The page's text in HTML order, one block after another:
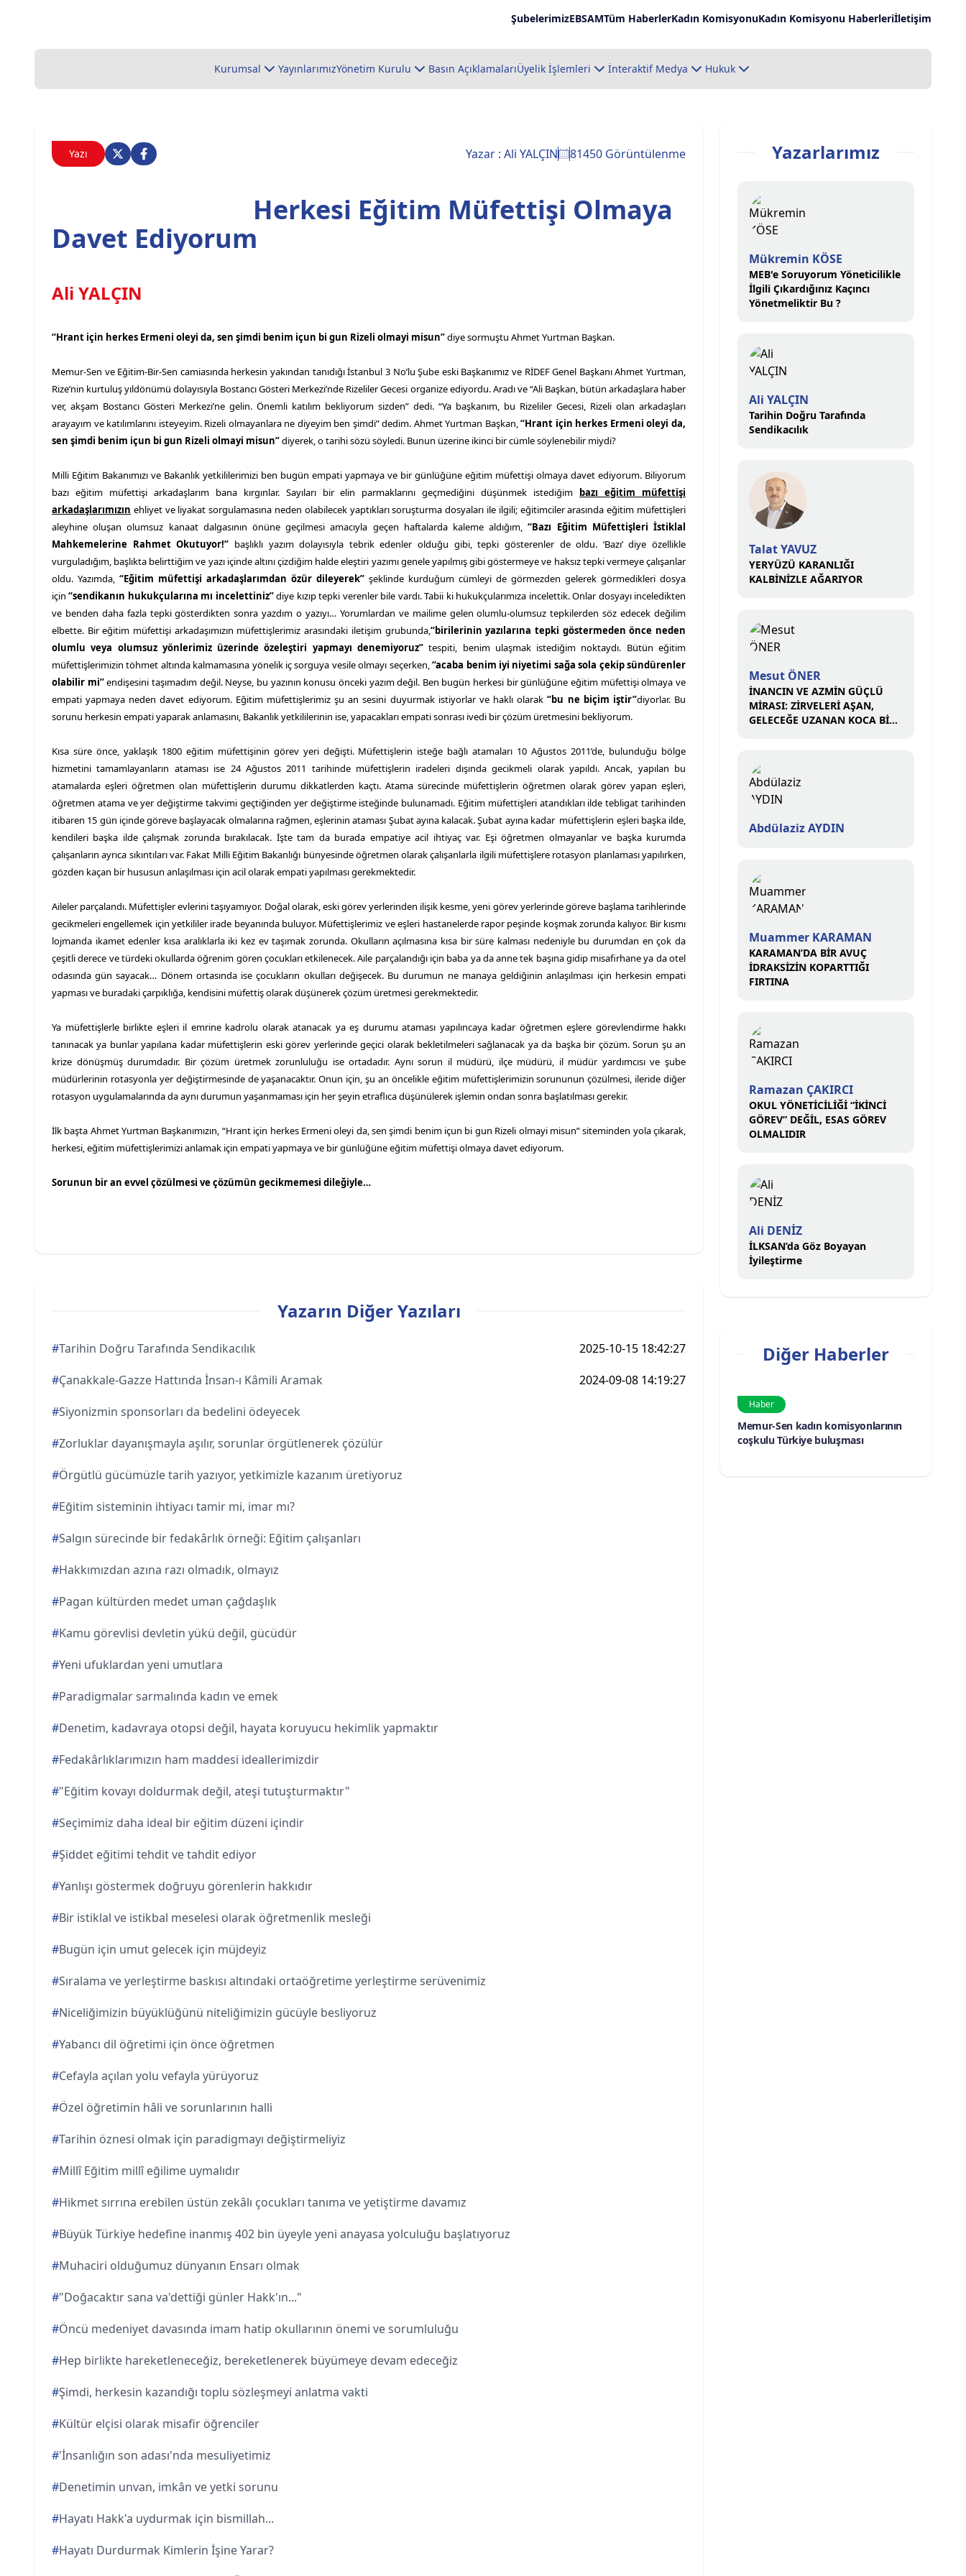
ŞubelerimizEBSAMTüm HaberlerKadın KomisyonuKadın Komisyonu Haberleriİletişim
Kurumsal YayınlarımızYönetim Kurulu Basın AçıklamalarıÜyelik İşlemleri İnteraktif Medya Hukuk
Yazı Yazar : Ali YALÇIN 81450 Görüntülenme
Herkesi Eğitim Müfettişi Olmaya
Davet Ediyorum
Ali YALÇIN
“Hrant için herkes Ermeni oleyi da, sen şimdi benim içun bi gun Rizeli olmayi misun”diye sormuştu Ahmet Yurtman Başkan.
Memur-Sen ve Eğitim-Bir-Sen camiasında herkesin yakından tanıdığı İstanbul 3 No’lu Şube eski Başkanımız ve RİDEF Genel Başkanı Ahmet Yurtman,
Rize’nin kurtuluş yıldönümü dolayısıyla Bostancı Gösteri Merkezi’nde Rizeliler Gecesi organize ediyordu. Aradı ve “Ali Başkan, bütün arkadaşlara haber
ver, akşam Bostancı Gösteri Merkezi’ne gelin. Önemli katılım bekliyorum sizden” dedi. “Ya başkanım, bu Rizeliler Gecesi, Rizeli olan arkadaşları
arayayım ve katılımlarını isteyeyim. Rizeli olmayanlara ne diyeyim ben şimdi” dedim. Ahmet Yurtman Başkan,“Hrant için herkes Ermeni oleyi da,
sen şimdi benim içun bi gun Rizeli olmayi misun”diyerek, o tarihi sözü söyledi. Bunun üzerine ikinci bir cümle söylenebilir miydi?
Milli Eğitim Bakanımızı ve Bakanlık yetkililerimizi ben bugün empati yapmaya ve bir günlüğüne eğitim müfettişi olmaya davet ediyorum. Biliyorum
bazı eğitim müfettişi arkadaşlarım bana kırgınlar. Sayıları bir elin parmaklarını geçmediğini düşünmek istediğim bazı eğitim müfettişi
arkadaşlarımızın ehliyet ve liyakat sorgulamasına neden olabilecek yaptıkları soruşturma dosyaları ile ilgili; eğitimciler arasında eğitim müfettişleri
aleyhine oluşan olumsuz kanaat dalgasının önüne geçilmesi amacıyla geçen haftalarda kaleme aldığım,“Bazı Eğitim Müfettişleri İstiklal
Mahkemelerine Rahmet Okutuyor!” başlıklı yazım dolayısıyla tebrik edenler olduğu gibi, tepki gösterenler de oldu. ‘Bazı’ diye özellikle
vurguladığım, başlıkta belirttiğim ve yazı içinde altını çizdiğim halde eleştiri yazımı genele yapılmış gibi göstermeye ve haksız tepki vermeye çalışanlar
oldu. Yazımda, “Eğitim müfettişi arkadaşlarımdan özür dileyerek” şeklinde kurduğum cümleyi de görmezden gelerek görmedikleri dosya
için“sendikanın hukukçularına mı incelettiniz”diye kızıp tepki verenler bile vardı. Tabii ki hukukçularımıza incelettik. Onlar dosyayı inceledikten
ve benden daha fazla tepki gösterdikten sonra yazdım o yazıyı… Yorumlardan ve mailime gelen olumlu-olumsuz tepkilerden söz edecek değilim
elbette. Bir eğitim müfettişi arkadaşımızın müfettişlerimiz arasındaki iletişim grubunda,“birilerinin yazılarına tepki göstermeden önce neden
olumlu veya olumsuz yönlerimiz üzerinde özeleştiri yapmayı denemiyoruz”tespiti, benim ulaşmak istediğim noktaydı. Bütün eğitim
müfettişlerimizin töhmet altında kalmamasına yönelik iç sorguya vesile olmayı seçerken,“acaba benim iyi niyetimi sağa sola çekip sündürenler
olabilir mi”endişesini taşımadım değil. Neyse, bu yazının konusu önceki yazım değil. Ben bugün herkesi bir günlüğüne eğitim müfettişi olmaya ve
empati yapmaya neden davet ediyorum. Eğitim müfettişlerimiz şu an sesini duyurmak istiyorlar ve haklı olarak“bu ne biçim iştir”diyorlar. Bu
sorunu herkesin empati yaparak anlamasını, Bakanlık yetkililerinin ise, yapacakları empati sonrası ivedi bir çözüm üretmesini bekliyorum.
Kısa süre önce, yaklaşık 1800 eğitim müfettişinin görev yeri değişti. Müfettişlerin isteğe bağlı atamaları 10 Ağustos 2011’de, bulunduğu bölge
hizmetini tamamlayanların ataması ise 24 Ağustos 2011 tarihinde müfettişlerin iradeleri dışında gecikmeli olarak yapıldı. Ancak, yapılan bu
atamalarda eşleri öğretmen olan müfettişlerin durumu dikkatlerden kaçtı. Atama sürecinde müfettişlerin öğretmen olarak görev yapan eşleri,
öğretmen atama ve yer değiştirme takvimi geçtiğinden yer değiştirme isteğinde bulunamadı. Eğitim müfettişleri atandıkları ilde tebligat tarihinden
itibaren 15 gün içinde göreve başlayacak olmalarına rağmen, eşlerinin ataması Şubat ayına kalacak. Şubat ayına kadar müfettişlerin eşleri başka ilde,
kendileri başka ilde çalışmak zorunda bırakılacak. İşte tam da burada empatiye acil ihtiyaç var. Eşi öğretmen olmayanlar ve başka kurumda
çalışanların ayrıca sıkıntıları var. Fakat Milli Eğitim Bakanlığı bünyesinde öğretmen olarak çalışanlarla ilgili müfettişlere rotasyon planlaması yapılırken,
gözden kaçan bir hususun anlaşılması için acil olarak empati yapılması gerekmektedir.
Aileler parçalandı. Müfettişler evlerini taşıyamıyor. Doğal olarak, eski görev yerlerinden ilişik kesme, yeni görev yerlerinde göreve başlama tarihlerinde
gecikmeleri engellemek için yetkililer irade beyanında buluyor. Müfettişlerimiz ve eşleri hastanelerde rapor peşinde koşmak zorunda kalıyor. Bir kısmı
lojmanda ikamet edenler kısa aralıklarla iki kez ev taşımak zorunda. Okulların açılmasına kısa bir süre kalması nedeniyle bu durumdan en çok da
çeşitli derece ve türdeki okullarda öğrenim gören çocukları etkilenecek. Aile parçalandığı için baba ya da anne tek başına gidip misafirhane ya da otel
odasında gün sayacak… Dönem ortasında ise çocukların okulları değişecek. Bu durumun ne manaya geldiğinin anlaşılması için herkesin empati
yapması ve buradaki çarpıklığa, kendisini müfettiş olarak düşünerek çözüm üretmesi gerekmektedir.
Ya müfettişlerle birlikte eşleri il emrine kadrolu olarak atanacak ya eş durumu ataması yapılıncaya kadar öğretmen eşlere görevlendirme hakkı
tanınacak ya bunlar yapılana kadar müfettişlerin eski görev yerlerinde geçici olarak bekletilmeleri sağlanacak ya da başka bir çözüm. Sorun şu an
krize dönüşmüş durumdadır. Bir çözüm üretmek zorunluluğu ise ortadadır. Aynı sorun il müdürü, ilçe müdürü, il müdür yardımcısı ve şube
müdürlerinin rotasyonla yer değiştirmesinde de yaşanacaktır. Onun için, şu an öncelikle eğitim müfettişlerimizin sorununun çözülmesi, ileride diğer
rotasyon uygulamalarında da aynı durumun yaşanmaması için her şeyin etraflıca düşünülerek işlemin ondan sonra başlatılması gerekir.
İlk başta Ahmet Yurtman Başkanımızın, “Hrant için herkes Ermeni oleyi da, sen şimdi benim içun bi gun Rizeli olmayi misun” siteminden yola çıkarak,
herkesi, eğitim müfettişlerimizi anlamak için empati yapmaya ve bir günlüğüne eğitim müfettişi olmaya davet ediyorum.
Sorunun bir an evvel çözülmesi ve çözümün gecikmemesi dileğiyle…
Yazarın Diğer Yazıları
#Tarihin Doğru Tarafında Sendikacılık
2025-10-15 18:42:27
#Çanakkale-Gazze Hattında İnsan-ı Kâmili Aramak
2024-09-08 14:19:27
#Siyonizmin sponsorları da bedelini ödeyecek
#Zorluklar dayanışmayla aşılır, sorunlar örgütlenerek çözülür
#Örgütlü gücümüzle tarih yazıyor, yetkimizle kazanım üretiyoruz
#Eğitim sisteminin ihtiyacı tamir mi, imar mı?
#Salgın sürecinde bir fedakârlık örneği: Eğitim çalışanları
#Hakkımızdan azına razı olmadık, olmayız
#Pagan kültürden medet uman çağdaşlık
#Kamu görevlisi devletin yükü değil, gücüdür
#Yeni ufuklardan yeni umutlara
#Paradigmalar sarmalında kadın ve emek
#Denetim, kadavraya otopsi değil, hayata koruyucu hekimlik yapmaktır
#Fedakârlıklarımızın ham maddesi ideallerimizdir
#"Eğitim kovayı doldurmak değil, ateşi tutuşturmaktır"
#Seçimimiz daha ideal bir eğitim düzeni içindir
#Şiddet eğitimi tehdit ve tahdit ediyor
#Yanlışı göstermek doğruyu görenlerin hakkıdır
#Bir istiklal ve istikbal meselesi olarak öğretmenlik mesleği
#Bugün için umut gelecek için müjdeyiz
#Sıralama ve yerleştirme baskısı altındaki ortaöğretime yerleştirme serüvenimiz
#Niceliğimizin büyüklüğünü niteliğimizin gücüyle besliyoruz
#Yabancı dil öğretimi için önce öğretmen
#Cefayla açılan yolu vefayla yürüyoruz
#Özel öğretimin hâli ve sorunlarının halli
#Tarihin öznesi olmak için paradigmayı değiştirmeliyiz
#Millî Eğitim millî eğilime uymalıdır
#Hikmet sırrına erebilen üstün zekâlı çocukları tanıma ve yetiştirme davamız
#Büyük Türkiye hedefine inanmış 402 bin üyeyle yeni anayasa yolculuğu başlatıyoruz
#Muhaciri olduğumuz dünyanın Ensarı olmak
#"Doğacaktır sana va'dettiği günler Hakk'ın..."
#Öncü medeniyet davasında imam hatip okullarının önemi ve sorumluluğu
#Hep birlikte hareketleneceğiz, bereketlenerek büyümeye devam edeceğiz
#Şimdi, herkesin kazandığı toplu sözleşmeyi anlatma vakti
#Kültür elçisi olarak misafir öğrenciler
#'İnsanlığın son adası'nda mesuliyetimiz
#Denetimin unvan, imkân ve yetki sorunu
#Hayatı Hakk'a uydurmak için bismillah...
#Hayatı Durdurmak Kimlerin İşine Yarar?
Yazarlarımız
Mükremin KÖSE
MEB'e Soruyorum Yöneticilikle
İlgili Çıkardığınız Kaçıncı
Yönetmeliktir Bu ?
Ali YALÇIN
Tarihin Doğru Tarafında
Sendikacılık
Talat YAVUZ
YERYÜZÜ KARANLIĞI
KALBİNİZLE AĞARIYOR
Mesut ÖNER
İNANCIN VE AZMİN GÜÇLÜ
MİRASI: ZİRVELERİ AŞAN,
GELECEĞE UZANAN KOCA BİR
Abdülaziz AYDIN
Muammer KARAMAN
KARAMAN’DA BİR AVUÇ
İDRAKSİZİN KOPARTTIĞI
FIRTINA
Ramazan ÇAKIRCI
OKUL YÖNETİCİLİĞİ “İKİNCİ
GÖREV” DEĞİL, ESAS GÖREV
OLMALIDIR
Ali DENİZ
İLKSAN’da Göz Boyayan
İyileştirme
Diğer Haberler
Haber
Memur-Sen kadın komisyonlarının
coşkulu Türkiye buluşması